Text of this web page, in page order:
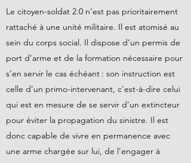
Le citoyen-soldat 2.0 n’est pas prioritairement
rattaché à une unité militaire. Il est atomisé au
sein du corps social. Il dispose d’un permis de
port d’arme et de la formation nécessaire pour
s’en servir le cas échéant : son instruction est
celle d’un primo-intervenant, c’est-à-dire celui
qui est en mesure de se servir d’un extincteur
pour éviter la propagation du sinistre. Il est
donc capable de vivre en permanence avec
une arme chargée sur lui, de l’engager à